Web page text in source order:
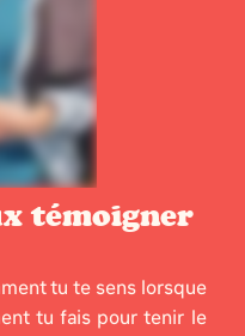
témoigner
tu te sens lorsque
tu fais pour tenir le